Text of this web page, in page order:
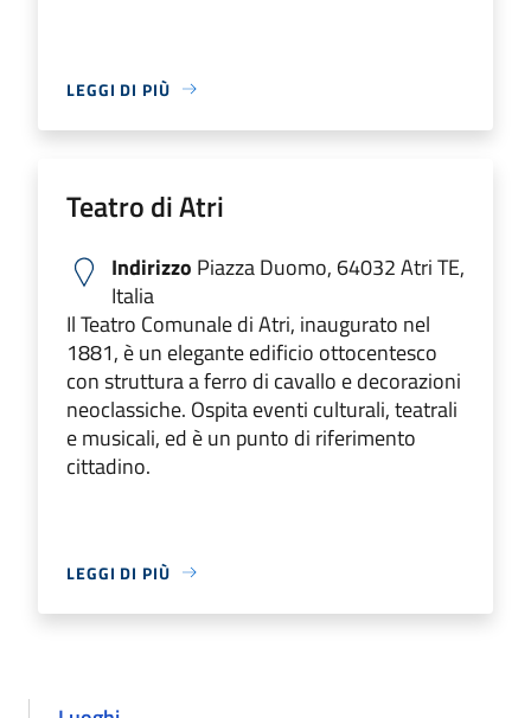
LEGGI DI PIÙ
Teatro di Atri
Indirizzo Piazza Duomo, 64032 Atri TE,
Italia
Il Teatro Comunale di Atri, inaugurato nel
1881, è un elegante edificio ottocentesco
con struttura a ferro di cavallo e decorazioni
neoclassiche. Ospita eventi culturali, teatrali
e musicali, ed è un punto di riferimento
cittadino.
LEGGI DI PIÙ